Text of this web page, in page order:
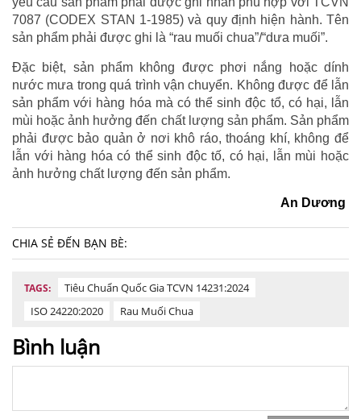
7087 (CODEX STAN 1-1985) và quy định hiện hành. Tên
sản phẩm phải được ghi là “rau muối chua”/“dưa muối”.
Đặc biệt, sản phẩm không được phơi nắng hoặc dính
nước mưa trong quá trình vận chuyển. Không được để lẫn
sản phẩm với hàng hóa mà có thể sinh độc tổ, có hại, lẫn
mùi hoặc ảnh hưởng đến chất lượng sản phẩm. Sản phẩm
phải được bảo quản ở nơi khô ráo, thoáng khí, không để
lẫn với hàng hóa có thể sinh độc tố, có hại, lẫn mùi hoặc
ảnh hưởng chất lượng đến sản phẩm.
An Dương
CHIA SẺ ĐẾN BẠN BÈ:
TAGS:
Tiêu Chuẩn Quốc Gia TCVN 14231:2024
ISO 24220:2020
Rau Muối Chua
Bình luận